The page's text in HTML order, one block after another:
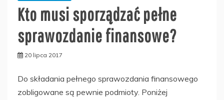
Kto musi sporządzać pełne
sprawozdanie finansowe?
20 lipca 2017
Do składania pełnego sprawozdania finansowego
zobligowane są pewnie podmioty. Poniżej